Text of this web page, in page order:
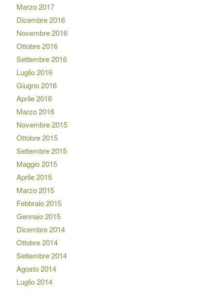
Marzo 2017
Dicembre 2016
Novembre 2016
Ottobre 2016
Settembre 2016
Luglio 2016
Giugno 2016
Aprile 2016
Marzo 2016
Novembre 2015
Ottobre 2015
Settembre 2015
Maggio 2015
Aprile 2015
Marzo 2015
Febbraio 2015
Gennaio 2015
Dicembre 2014
Ottobre 2014
Settembre 2014
Agosto 2014
Luglio 2014